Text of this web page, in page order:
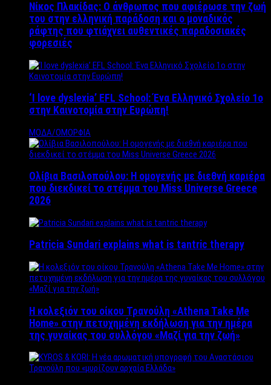
Νίκος Πλακίδας: O άνθρωπος που αφιέρωσε την ζωή
του στην ελληνική παράδοση και ο μοναδικός
ράφτης που φτιάχνει αυθεντικές παραδοσιακές
φορεσιές
‘Ι love dyslexia’ EFL School: Ένα Ελληνικό Σχολείo 1ο
στην Καινοτομία στην Ευρώπη!
ΜΟΔΑ/ΟΜΟΡΦΙΑ
Ολίβια Βασιλοπούλου: Η ομογενής με διεθνή καριέρα
που διεκδικεί το στέμμα του Miss Universe Greece
2026
Patricia Sundari explains what is tantric therapy
Η κολεξιόν του οίκου Τρανούλη «Athena Take Me
Home» στην πετυχημένη εκδήλωση για την ημέρα
της γυναίκας του συλλόγου «Μαζί για την ζωή»